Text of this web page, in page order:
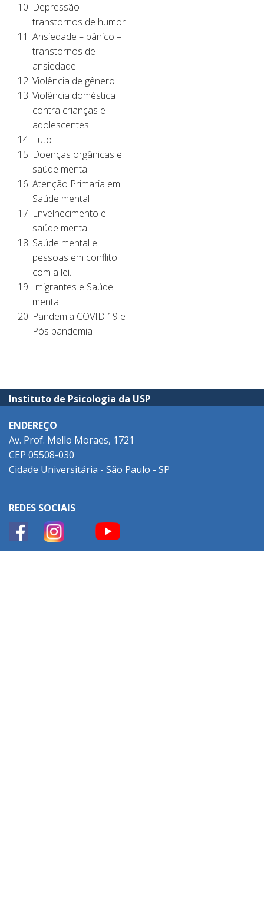
Depressão –
transtornos de humor
Ansiedade – pânico –
transtornos de
ansiedade
Violência de gênero
Violência doméstica
contra crianças e
adolescentes
Luto
Doenças orgânicas e
saúde mental
Atenção Primaria em
Saúde mental
Envelhecimento e
saúde mental
Saúde mental e
pessoas em conflito
com a lei.
Imigrantes e Saúde
mental
Pandemia COVID 19 e
Pós pandemia
Instituto de Psicologia da USP
ENDEREÇO
Av. Prof. Mello Moraes, 1721
CEP 05508-030
Cidade Universitária - São Paulo - SP
REDES SOCIAIS